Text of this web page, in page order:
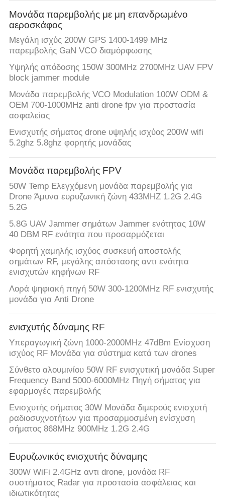
ΜΑΣ
ΕΛΆΤΕ
ΣΕ
ΕΠΑΦΉ
ΜΕ
ΕΙΔΉΣΕΙΣ
BLOG
ΖΗΤΉΣΤΕ
ΈΝΑ
ΑΠΌΣΠΑΣΜΑ
SITEMAP
PRIVACY
POLICY
Μονάδα παρεμβολής με μη επανδρωμένο
αεροσκάφος
Μεγάλη ισχύς 200W GPS 1400-1499 MHz
παρεμβολής GaN VCO διαμόρφωσης
Υψηλής απόδοσης 150W 300MHz 2700MHz UAV FPV
block jammer module
Μονάδα παρεμβολής VCO Modulation 100W ODM &
OEM 700-1000MHz anti drone fpv για προστασία
ασφαλείας
Ενισχυτής σήματος drone υψηλής ισχύος 200W wifi
5.2ghz 5.8ghz φορητής μονάδας
Μονάδα παρεμβολής FPV
50W Temp Ελεγχόμενη μονάδα παρεμβολής για
Drone Άμυνα ευρυζωνική ζώνη 433MHZ 1.2G 2.4G
5.2G
5.8G UAV Jammer σημάτων Jammer ενότητας 10W
40 DBM RF ενότητα που προσαρμόζεται
Φορητή χαμηλής ισχύος συσκευή αποστολής
σημάτων RF, μεγάλης απόστασης αντι ενότητα
ενισχυτών κηφήνων RF
Λορά ψηφιακή πηγή 50W 300-1200MHz RF ενισχυτής
μονάδα για Anti Drone
ενισχυτής δύναμης RF
Υπεραγωγική ζώνη 1000-2000MHz 47dBm Ενίσχυση
ισχύος RF Μονάδα για σύστημα κατά των drones
Σύνθετο αλουμινίου 50W RF ενισχυτική μονάδα Super
Frequency Band 5000-6000MHz Πηγή σήματος για
εφαρμογές παρεμβολής
Ενισχυτής σήματος 30W Μονάδα διμερούς ενισχυτή
ραδιοσυχνοτήτων για προσαρμοσμένη ενίσχυση
σήματος 868MHz 900MHz 1.2G 2.4G
Ευρυζωνικός ενισχυτής δύναμης
300W WiFi 2.4GHz αντι drone, μονάδα RF
συστήματος Radar για προστασία ασφάλειας και
ιδιωτικότητας